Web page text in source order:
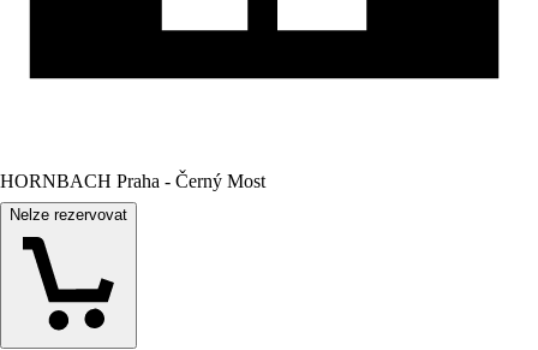
HORNBACH Praha - Černý Most
Nelze rezervovat